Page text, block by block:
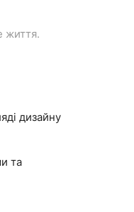
життя.
дизайну
та